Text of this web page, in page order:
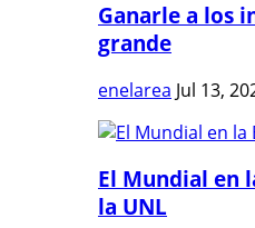
Ganarle a los
grande
enelarea Jul 13,
El Mundial en
la UNL